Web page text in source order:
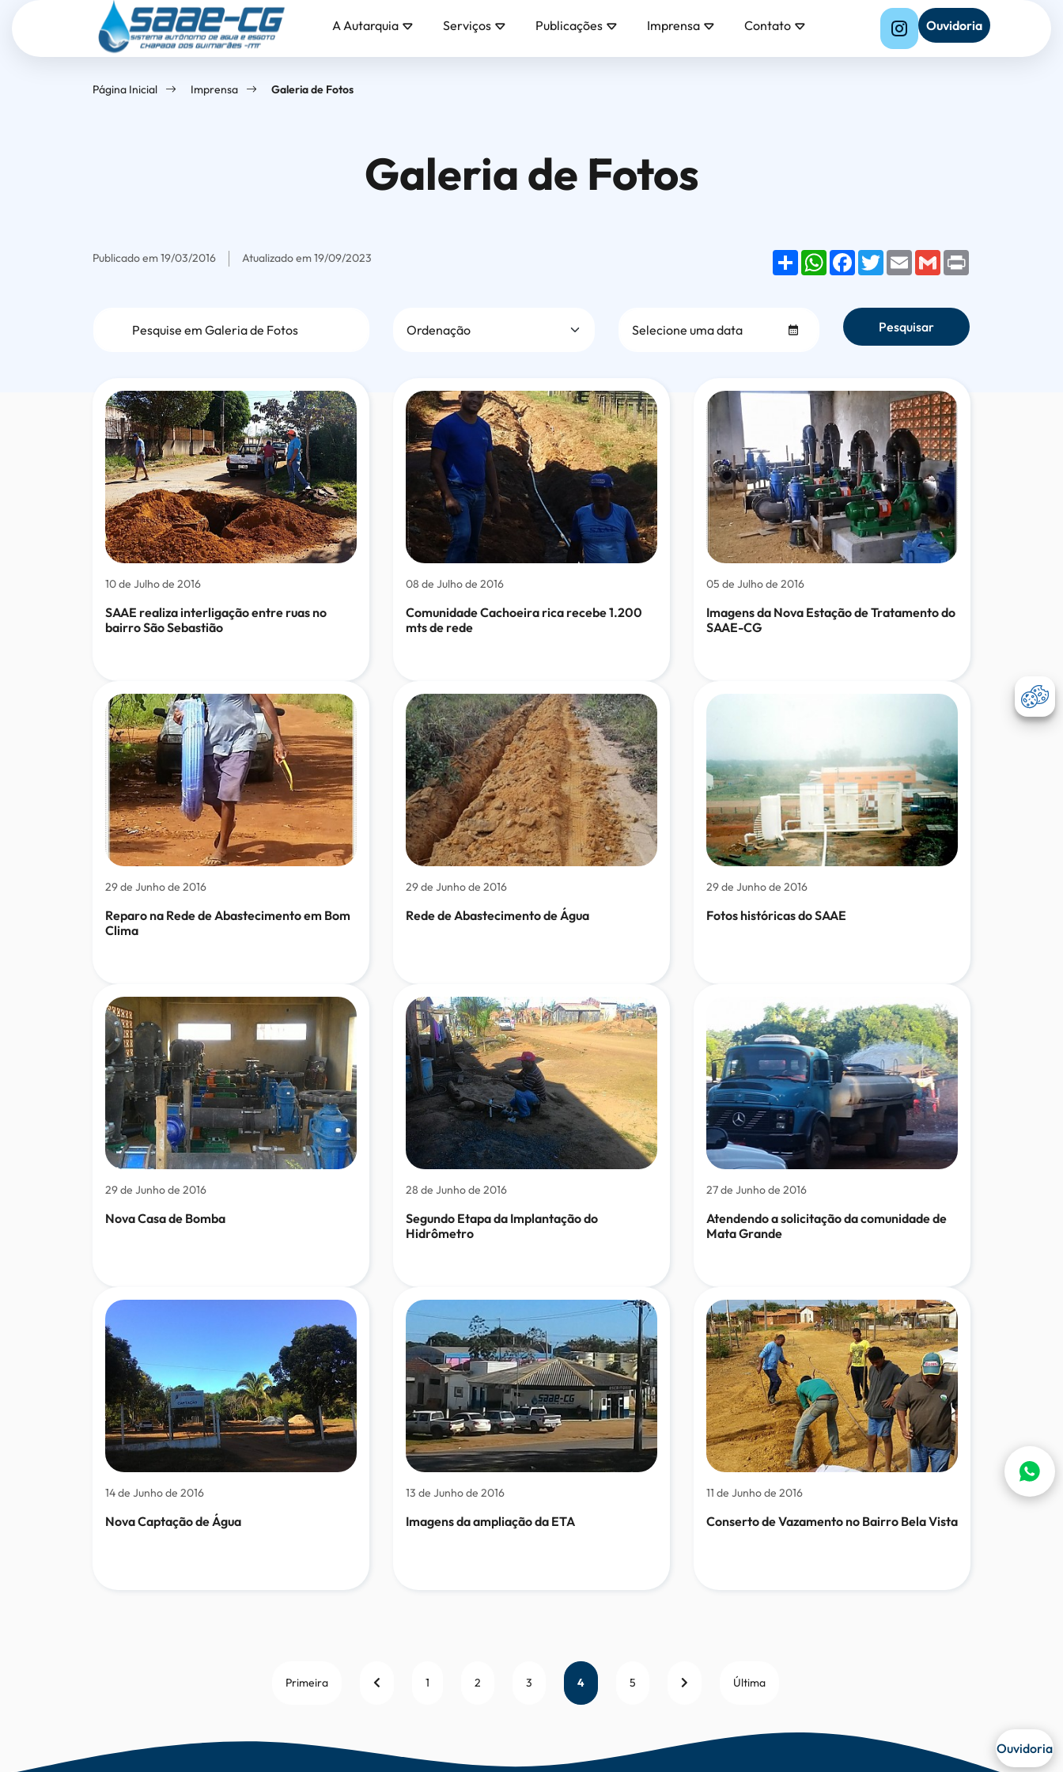
Seção
de
atalhos
e
para
o
conteúdo
Seção
do
menu
principal
A Autarquia Serviços Publicações Imprensa Contato Ouvidoria
Página Inicial Imprensa Galeria de Fotos
Galeria de Fotos
Publicado em19/03/2016 Atualizado em19/09/2023 ShareWhatsApp
Facebook
TwitterEmailGmail
Formulário
pesquisa
Selecionar
Pesquisar
10 de Julho de 2016
SAAE realiza interligação entre ruas no
bairro São Sebastião
08 de Julho de 2016
Comunidade Cachoeira rica recebe 1.200
mts de rede
05 de Julho de 2016
Imagens da Nova Estação de Tratamento do
SAAE-CG
29 de Junho de 2016
Reparo na Rede de Abastecimento em Bom
Clima
29 de Junho de 2016
Rede de Abastecimento de Água
29 de Junho de 2016
Fotos históricas do SAAE
29 de Junho de 2016
Nova Casa de Bomba
28 de Junho de 2016
Segundo Etapa da Implantação do
Hidrômetro
27 de Junho de 2016
Atendendo a solicitação da comunidade de
Mata Grande
14 de Junho de 2016
Nova Captação de Água
13 de Junho de 2016
Imagens da ampliação da ETA
11 de Junho de 2016
Conserto de Vazamento no Bairro Bela Vista
Primeira 1 2 3 4 5 Última
Ouvidoria